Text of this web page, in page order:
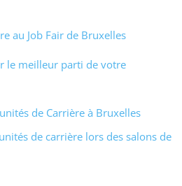
au Job Fair de Bruxelles
le meilleur parti de votre
de Carrière à Bruxelles
de carrière lors des salons de